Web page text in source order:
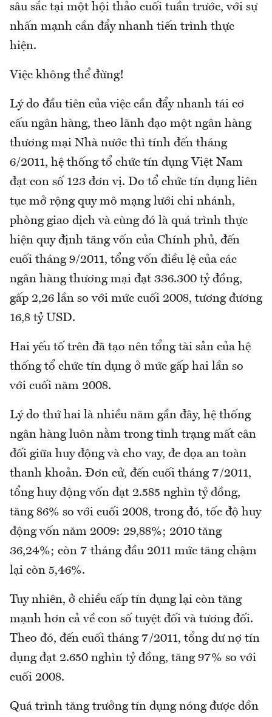
sâu sắc tại một hội thảo cuối tuần trước, với sự
nhấn mạnh cần đẩy nhanh tiến trình thực
hiện.
Việc không thể đừng!
Lý do đầu tiên của việc cần đẩy nhanh tái cơ
cấu ngân hàng, theo lãnh đạo một ngân hàng
thương mại Nhà nước thì tính đến tháng
6/2011, hệ thống tổ chức tín dụng Việt Nam
đạt con số 123 đơn vị. Do tổ chức tín dụng liên
tục mở rộng quy mô mạng lưới chi nhánh,
phòng giao dịch và cùng đó là quá trình thực
hiện quy định tăng vốn của Chính phủ, đến
cuối tháng 9/2011, tổng vốn điều lệ của các
ngân hàng thương mại đạt 336.300 tỷ đồng,
gấp 2,26 lần so với mức cuối 2008, tương đương
16,8 tỷ USD.
Hai yếu tố trên đã tạo nên tổng tài sản của hệ
thống tổ chức tín dụng ở mức gấp hai lần so
với cuối năm 2008.
Lý do thứ hai là nhiều năm gần đây, hệ thống
ngân hàng luôn nằm trong tình trạng mất cân
đối giữa huy động và cho vay, đe dọa an toàn
thanh khoản. Đơn cử, đến cuối tháng 7/2011,
tổng huy động vốn đạt 2.585 nghìn tỷ đồng,
tăng 86% so với cuối 2008, trong đó, tốc độ huy
động vốn năm 2009: 29,88%; 2010 tăng
36,24%; còn 7 tháng đầu 2011 mức tăng chậm
lại còn 5,46%.
Tuy nhiên, ở chiều cấp tín dụng lại còn tăng
mạnh hơn cả về con số tuyệt đối và tương đối.
Theo đó, đến cuối tháng 7/2011, tổng dư nợ tín
dụng đạt 2.650 nghìn tỷ đồng, tăng 97% so với
cuối 2008.
Quá trình tăng trưởng tín dụng nóng được dồn